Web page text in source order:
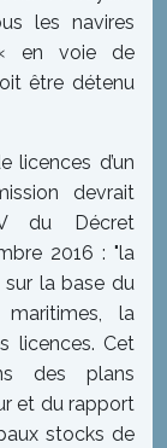
les navires
en voie de
être détenu
licences d’un
devrait
du Décret
2016 : "la
la base du
la
licences. Cet
des plans
et du rapport
stocks de